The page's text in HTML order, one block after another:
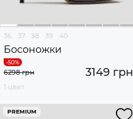
36 37 38 39 40
Босоножки
3149 грн
6298 грн
1 цвет
PREMIUM